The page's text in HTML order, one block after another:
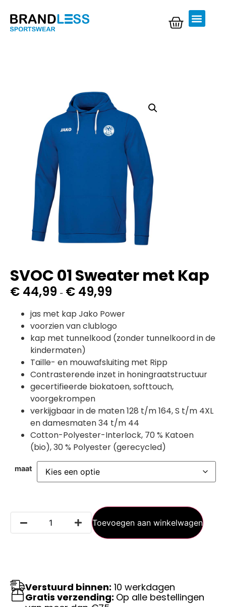
SVOC 01 Sweater met Kap
€ 44,99 - € 49,99
jas met kap Jako Power
voorzien van clublogo
kap met tunnelkood (zonder tunnelkoord in de
kindermaten)
Taille- en mouwafsluiting met Ripp
Contrasterende inzet in honingraatstructuur
gecertifieerde biokatoen, softtouch,
voorgekrompen
verkijgbaar in de maten 128 t/m 164, S t/m 4XL
en damesmaten 34 t/m 44
Cotton-Polyester-Interlock, 70 % Katoen
(bio), 30 % Polyester (gerecycled)
maat
Toevoegen aan winkelwagen
Verstuurd binnen: 10 werkdagen
Gratis verzending: Op alle bestellingen